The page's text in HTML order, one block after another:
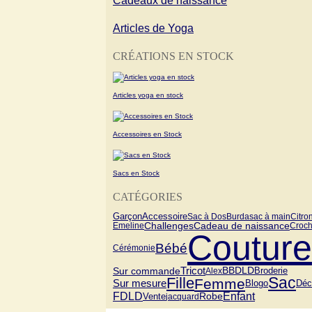
Articles de Yoga
CRÉATIONS EN STOCK
Articles yoga en stock
Accessoires en Stock
Sacs en Stock
CATÉGORIES
GarçonAccessoireSac à DosBurdasac à main
EmelineChallengesCadeau de naissance
CérémonieBébéCouture
Sur commandeTricotAlexBBDLDBroderie
Sur mesureFilleFemme BlogoSac
FDLDVentejacquard RobeEnfant